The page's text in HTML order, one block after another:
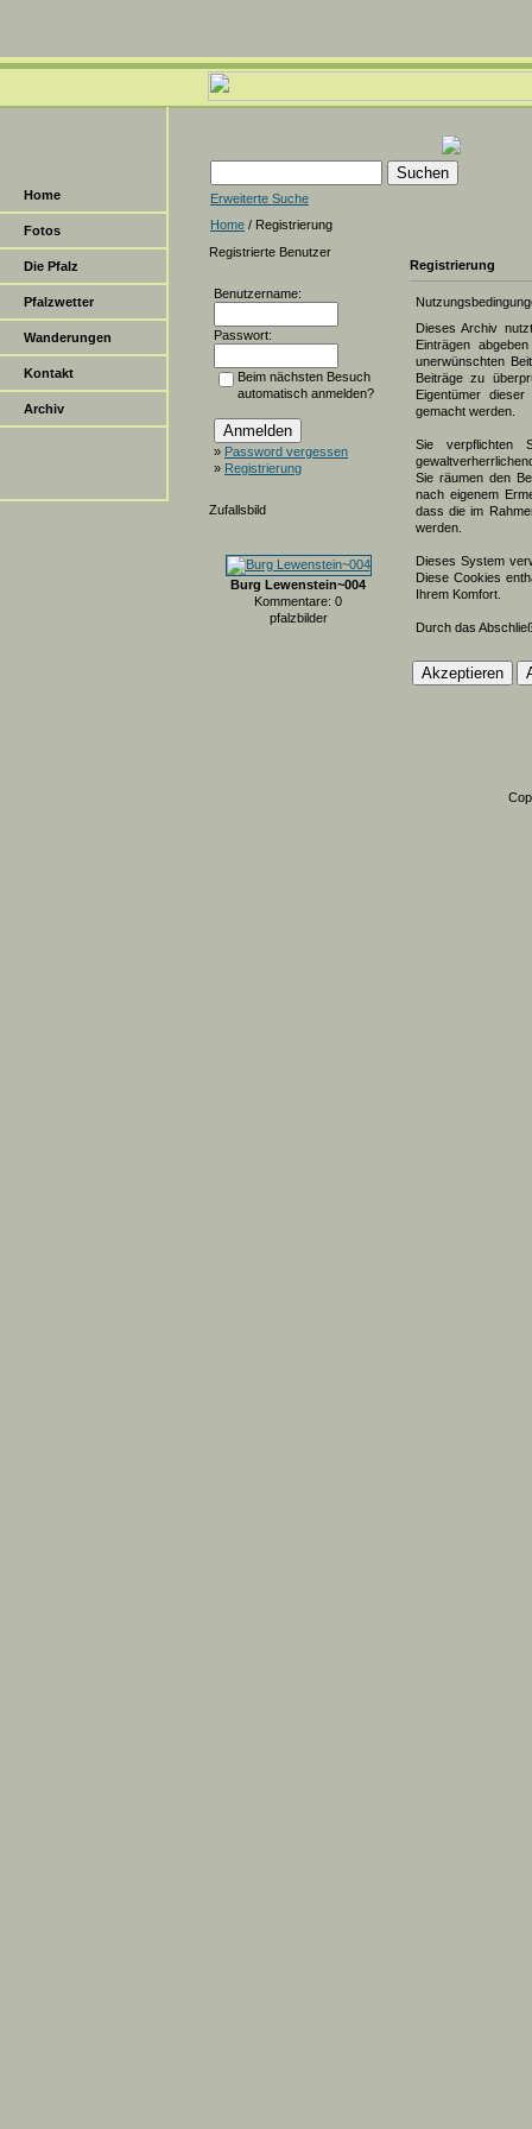
Home
Fotos
Die Pfalz
Pfalzwetter
Wanderungen
Kontakt
Archiv
Erweiterte Suche
Home / Registrierung
Registrierte Benutzer
Benutzername:
Passwort:
Beim nächsten Besuch
automatisch anmelden?
» Password vergessen
» Registrierung
Zufallsbild
Burg Lewenstein~004
Kommentare: 0
pfalzbilder
Registrierung
Dieses Archiv
Einträgen
unerwünschten
Beiträge zu
Eigentümer
gemacht werden.
Sie verpflichten
Sie räumen den
nach eigenem
dass die im
werden.
Dieses System
Diese Cookies
Ihrem Komfort.
Durch das